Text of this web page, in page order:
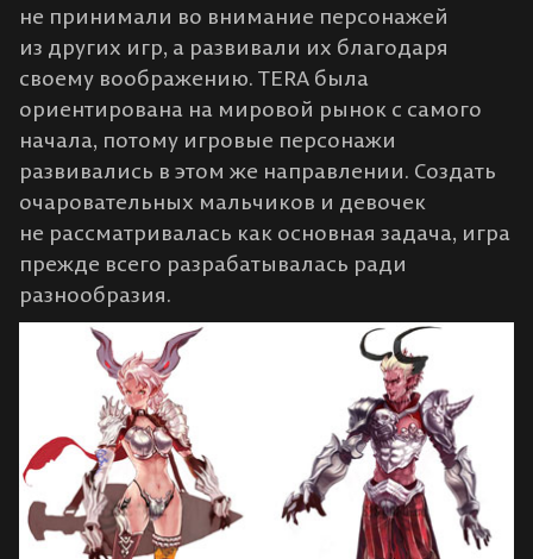
не принимали во внимание персонажей
из других игр, а развивали их благодаря
своему воображению. TERA была
ориентирована на мировой рынок с самого
начала, потому игровые персонажи
развивались в этом же направлении. Создать
очаровательных мальчиков и девочек
не рассматривалась как основная задача, игра
прежде всего разрабатывалась ради
разнообразия.